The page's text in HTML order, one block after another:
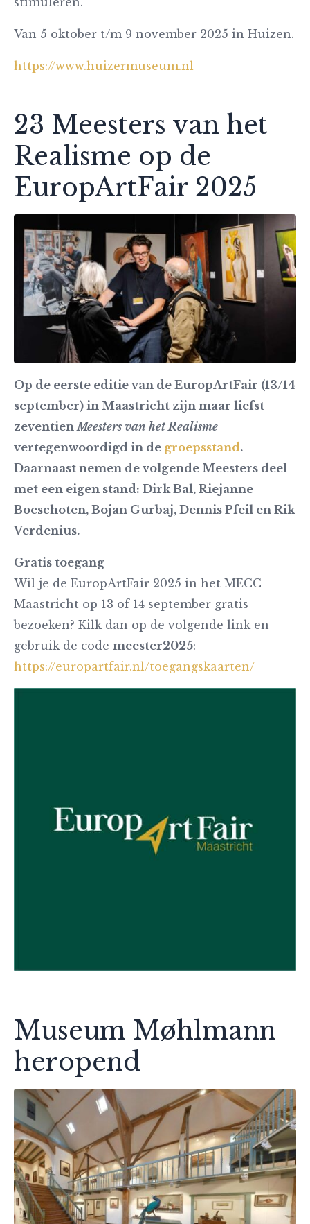
Van 5 oktober t/m 9 november 2025 in Huizen.
https://www.huizermuseum.nl
23 Meesters van het
Realisme op de
EuropArtFair 2025
Op de eerste editie van de EuropArtFair (13/14
september) in Maastricht zijn maar liefst
zeventienMeesters van het Realisme
vertegenwoordigd in de groepsstand.
Daarnaast nemen de volgende Meesters deel
met een eigen stand: Dirk Bal, Riejanne
Boeschoten, Bojan Gurbaj, Dennis Pfeil en Rik
Verdenius.
Gratis toegang
Wil je de EuropArtFair 2025 in het MECC
Maastricht op 13 of 14 september gratis
bezoeken? Kilk dan op de volgende link en
gebruik de code meester2025:
https://europartfair.nl/toegangskaarten/
Museum Møhlmann
heropend